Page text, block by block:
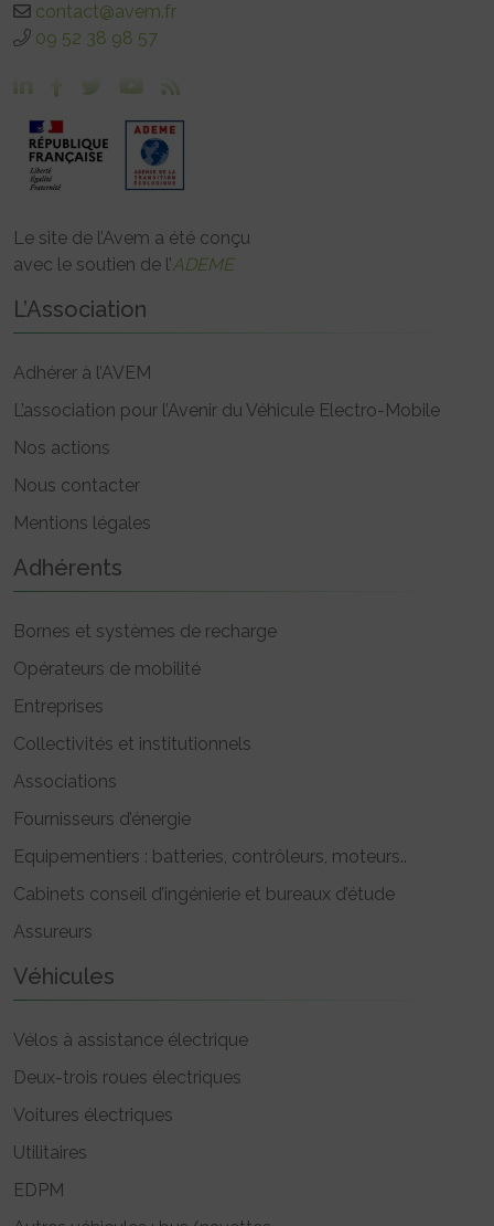
contact@avem.fr
09 52 38 98 57
Le site de l’Avem a été conçu
avec le soutien de l’ADEME
L’Association
Adhérer à l’AVEM
L’association pour l’Avenir du Véhicule Electro-Mobile
Nos actions
Nous contacter
Mentions légales
Adhérents
Bornes et systèmes de recharge
Opérateurs de mobilité
Entreprises
Collectivités et institutionnels
Associations
Fournisseurs d’énergie
Equipementiers : batteries, contrôleurs, moteurs..
Cabinets conseil d’ingénierie et bureaux d’étude
Assureurs
Véhicules
Vélos à assistance électrique
Deux-trois roues électriques
Voitures électriques
Utilitaires
EDPM